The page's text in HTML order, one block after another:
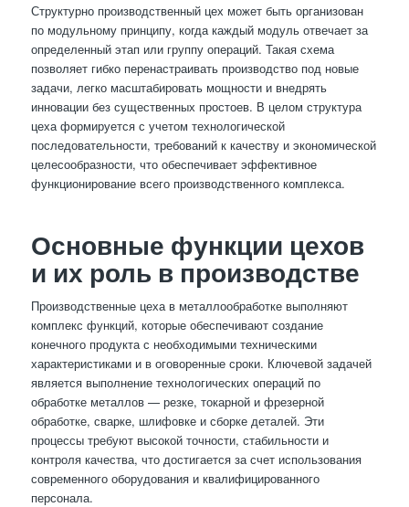
Структурно производственный цех может быть организован
по модульному принципу, когда каждый модуль отвечает за
определенный этап или группу операций. Такая схема
позволяет гибко перенастраивать производство под новые
задачи, легко масштабировать мощности и внедрять
инновации без существенных простоев. В целом структура
цеха формируется с учетом технологической
последовательности, требований к качеству и экономической
целесообразности, что обеспечивает эффективное
функционирование всего производственного комплекса.
Основные функции цехов
и их роль в производстве
Производственные цеха в металлообработке выполняют
комплекс функций, которые обеспечивают создание
конечного продукта с необходимыми техническими
характеристиками и в оговоренные сроки. Ключевой задачей
является выполнение технологических операций по
обработке металлов — резке, токарной и фрезерной
обработке, сварке, шлифовке и сборке деталей. Эти
процессы требуют высокой точности, стабильности и
контроля качества, что достигается за счет использования
современного оборудования и квалифицированного
персонала.